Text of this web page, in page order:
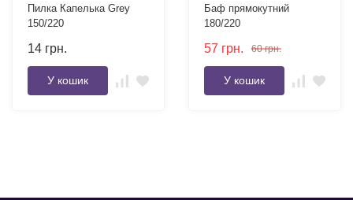
Пилка Капелька Grey
150/220
14 грн.
У кошик
Баф прямокутний
180/220
57 грн. 60 грн.
У кошик